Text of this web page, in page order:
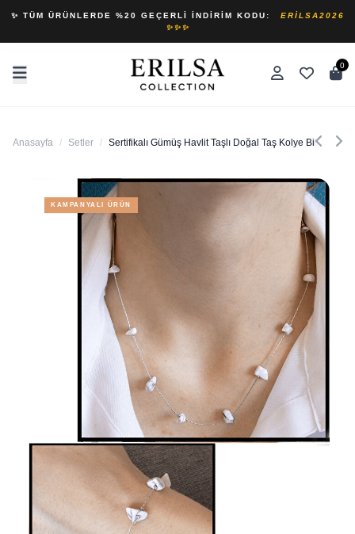
✨ TÜM ÜRÜNLERDE %20 GEÇERLI İNDIRIM KODU:
ERILSA2026
✨✨✨
0
Anasayfa / Setler / Sertifikalı Gümüş Havlit Taşlı Doğal Taş Kolye Bileklik Seti
KAMPANYALI ÜRÜN